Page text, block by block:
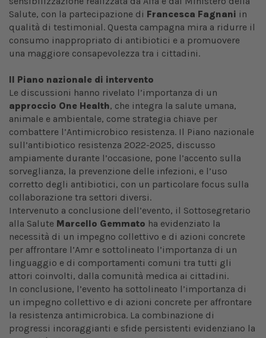
Salute, con la partecipazione di Francesca Fagnani in
qualità di testimonial. Questa campagna mira a ridurre il
consumo inappropriato di antibiotici e a promuovere
una maggiore consapevolezza tra i cittadini.
Il Piano nazionale di intervento
Le discussioni hanno rivelato l’importanza di un
approccio One Health, che integra la salute umana,
animale e ambientale, come strategia chiave per
combattere l’Antimicrobico resistenza. Il Piano nazionale
sull’antibiotico resistenza 2022-2025, discusso
ampiamente durante l’occasione, pone l’accento sulla
sorveglianza, la prevenzione delle infezioni, e l’uso
corretto degli antibiotici, con un particolare focus sulla
collaborazione tra settori diversi.
Intervenuto a conclusione dell’evento, il Sottosegretario
alla Salute Marcello Gemmato ha evidenziato la
necessità di un impegno collettivo e di azioni concrete
per affrontare l’Amr e sottolineato l’importanza di un
linguaggio e di comportamenti comuni tra tutti gli
attori coinvolti, dalla comunità medica ai cittadini.
In conclusione, l’evento ha sottolineato l’importanza di
un impegno collettivo e di azioni concrete per affrontare
la resistenza antimicrobica. La combinazione di
progressi incoraggianti e sfide persistenti evidenziano la